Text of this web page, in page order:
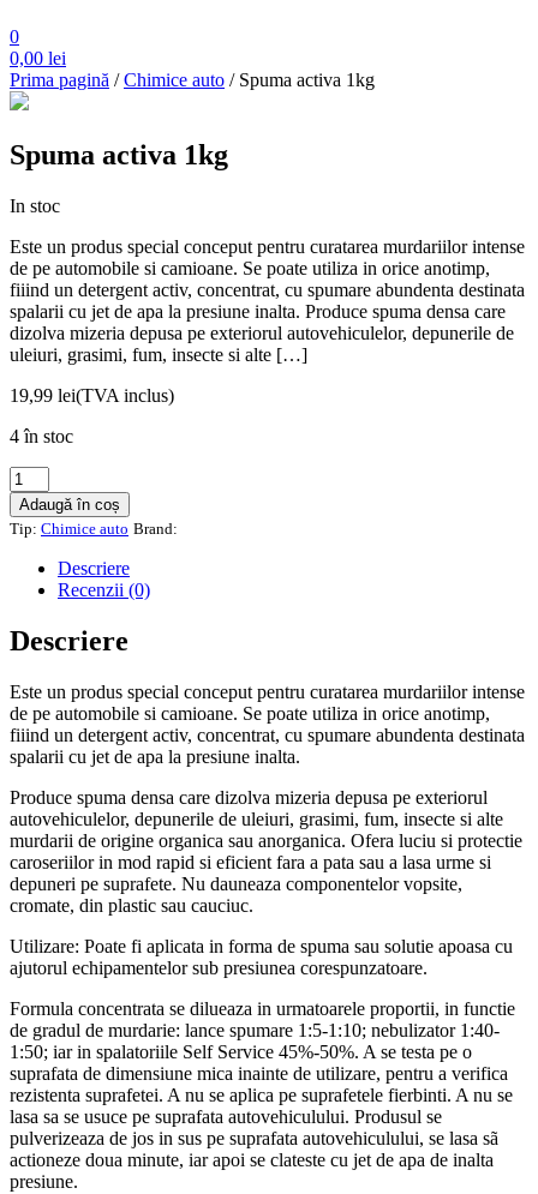
0
0,00 lei
Prima pagină /Chimice auto / Spuma activa 1kg
Spuma activa 1kg
In stoc
Este un produs special conceput pentru curatarea murdariilor intense
de pe automobile si camioane. Se poate utiliza in orice anotimp,
fiiind un detergent activ, concentrat, cu spumare abundenta destinata
spalarii cu jet de apa la presiune inalta. Produce spuma densa care
dizolva mizeria depusa pe exteriorul autovehiculelor, depunerile de
uleiuri, grasimi, fum, insecte si alte […]
19,99 lei(TVA inclus)
4 în stoc
Cantitate
Spuma
activa
1kg
Adaugă în coș
Tip: Chimice auto Brand:
Descriere
Recenzii (0)
Descriere
Este un produs special conceput pentru curatarea murdariilor intense
de pe automobile si camioane. Se poate utiliza in orice anotimp,
fiiind un detergent activ, concentrat, cu spumare abundenta destinata
spalarii cu jet de apa la presiune inalta.
Produce spuma densa care dizolva mizeria depusa pe exteriorul
autovehiculelor, depunerile de uleiuri, grasimi, fum, insecte si alte
murdarii de origine organica sau anorganica. Ofera luciu si protectie
caroseriilor in mod rapid si eficient fara a pata sau a lasa urme si
depuneri pe suprafete. Nu dauneaza componentelor vopsite,
cromate, din plastic sau cauciuc.
Utilizare: Poate fi aplicata in forma de spuma sau solutie apoasa cu
ajutorul echipamentelor sub presiunea corespunzatoare.
Formula concentrata se dilueaza in urmatoarele proportii, in functie
de gradul de murdarie: lance spumare 1:5-1:10; nebulizator 1:40-
1:50; iar in spalatoriile Self Service 45%-50%. A se testa pe o
suprafata de dimensiune mica inainte de utilizare, pentru a verifica
rezistenta suprafetei. A nu se aplica pe suprafetele fierbinti. A nu se
lasa sa se usuce pe suprafata autovehiculului. Produsul se
pulverizeaza de jos in sus pe suprafata autovehiculului, se lasa sã
actioneze doua minute, iar apoi se clateste cu jet de apa de inalta
presiune.